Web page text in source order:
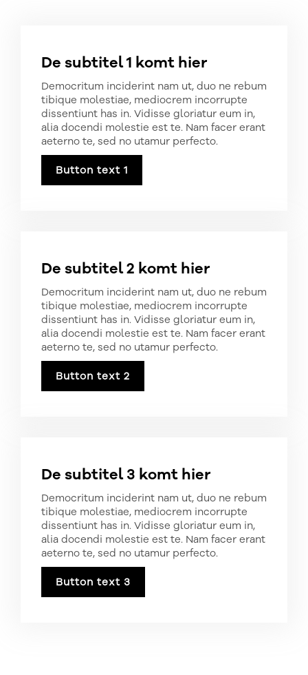
De subtitel 1 komt hier
Democritum inciderint nam ut, duo ne rebum
tibique molestiae, mediocrem incorrupte
dissentiunt has in. Vidisse gloriatur eum in,
alia docendi molestie est te. Nam facer erant
aeterno te, sed no utamur perfecto.
Button text 1
De subtitel 2 komt hier
Democritum inciderint nam ut, duo ne rebum
tibique molestiae, mediocrem incorrupte
dissentiunt has in. Vidisse gloriatur eum in,
alia docendi molestie est te. Nam facer erant
aeterno te, sed no utamur perfecto.
Button text 2
De subtitel 3 komt hier
Democritum inciderint nam ut, duo ne rebum
tibique molestiae, mediocrem incorrupte
dissentiunt has in. Vidisse gloriatur eum in,
alia docendi molestie est te. Nam facer erant
aeterno te, sed no utamur perfecto.
Button text 3